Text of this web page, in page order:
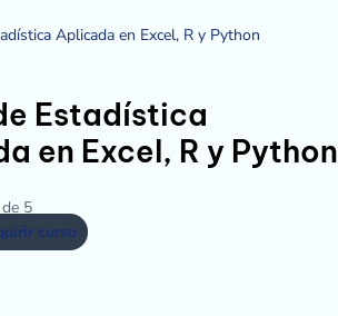
Estadística
en Excel, R y Python
de 5
curso